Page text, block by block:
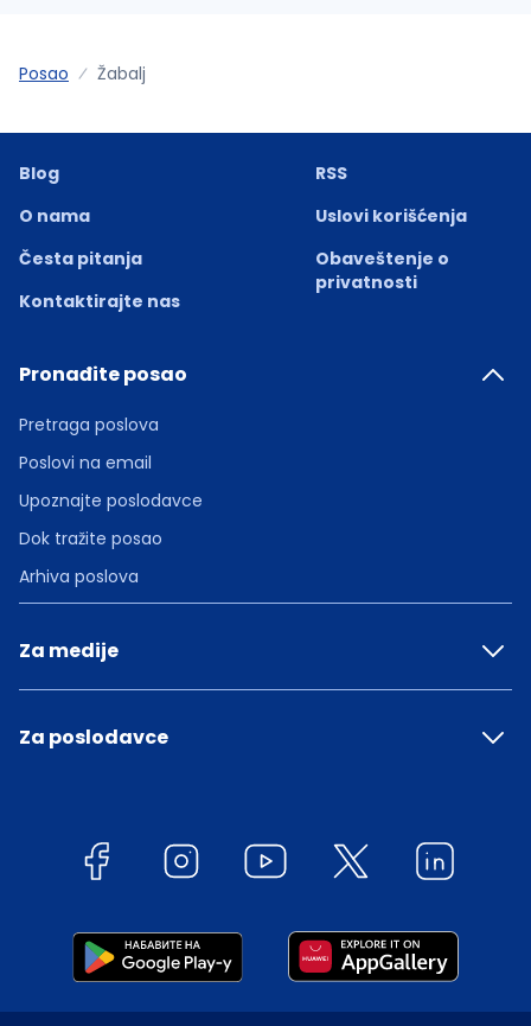
Posao Žabalj
Blog
O nama
Česta pitanja
Kontaktirajte nas
RSS
Uslovi korišćenja
Obaveštenje o
privatnosti
Pronađite posao
Pretraga poslova
Poslovi na email
Upoznajte poslodavce
Dok tražite posao
Arhiva poslova
Za medije
Za poslodavce